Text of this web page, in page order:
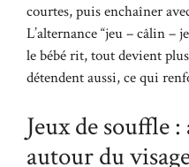
courtes, puis enchaîner
L’alternance “jeu – câlin –
le bébé rit, tout devient
détendent aussi, ce qui
Jeux de souffle
autour du